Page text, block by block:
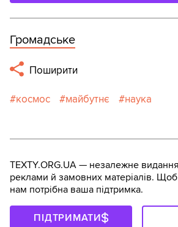
Громадське
Поширити
космос майбутнє наука
TEXTY.ORG.UA — незалежне
реклами й замовних матеріалів.
нам потрібна ваша підтримка.
ПІДТРИМАТИ